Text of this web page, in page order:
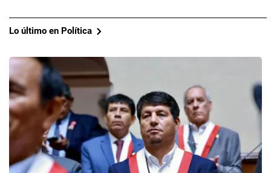
Lo último en Política